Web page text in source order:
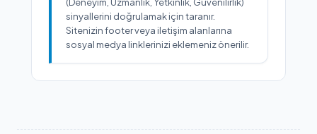
sinyallerini doğrulamak için taranır.
Sitenizin footer veya iletişim alanlarına
sosyal medya linklerinizi eklemeniz önerilir.